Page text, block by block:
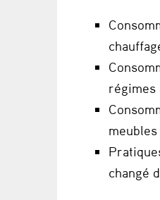
i
q
s
régimes
changé